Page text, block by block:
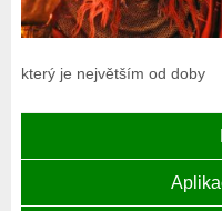
který je největším od doby